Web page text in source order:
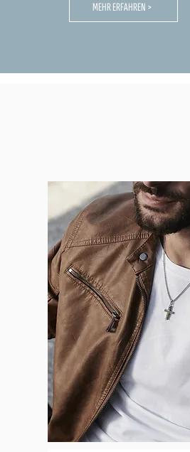
MEHR ERFAHREN >